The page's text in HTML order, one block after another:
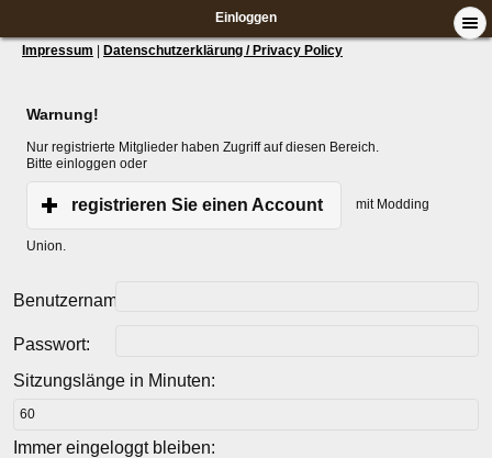
Einloggen
Impressum Datenschutzerklärung / Privacy Policy
Warnung!
Nur registrierte Mitglieder haben Zugriff auf diesen Bereich.
Bitte einloggen oder
registrieren Sie einen Account mit Modding
Union.
Benutzername:
Passwort:
Sitzungslänge in Minuten:
Immer eingeloggt bleiben: